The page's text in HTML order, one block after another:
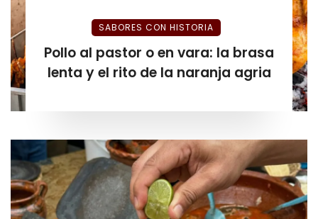
SABORES CON HISTORIA
Pollo al pastor o en vara: la brasa
lenta y el rito de la naranja agria